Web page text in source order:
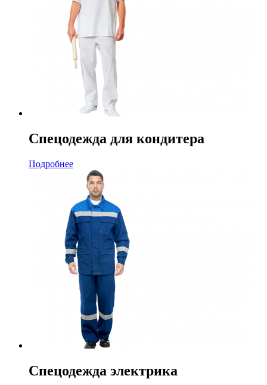
Спецодежда для кондитера
Подробнее
Спецодежда электрика